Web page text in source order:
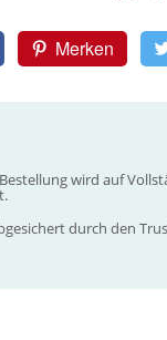
Merken
Bestellung wird auf
durch den